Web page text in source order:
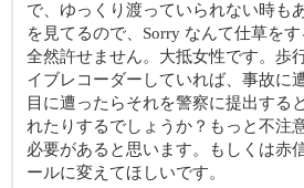
で、ゆっくり渡っていられない時も
を見てるので、Sorry なんて仕草をす
全然許せません。大抵女性です。歩
イブレコーダーしていれば、事故に
目に遭ったらそれを警察に提出する
れたりするでしょうか？もっと不注
必要があると思います。もしくは赤
ールに変えてほしいです。